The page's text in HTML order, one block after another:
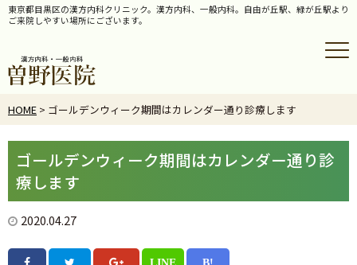
東京都目黒区の漢方内科クリニック。漢方内科、一般内科。自由が丘駅、緑が丘駅より
ご来院しやすい場所にございます。
HOME > ゴールデンウィーク期間はカレンダー通り診療します
ゴールデンウィーク期間はカレンダー通り診
療します
2020.04.27